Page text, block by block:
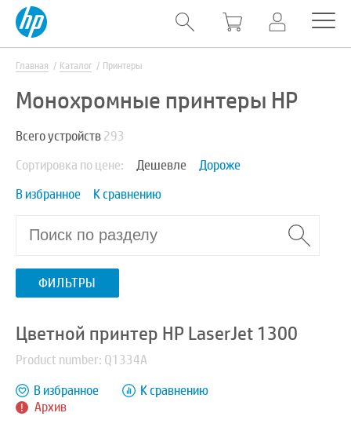
Главная Каталог Принтеры
Монохромные принтеры HP
Всего устройств293
Сортировка по цене:
Дешевле
Дороже
В избранное
К сравнению
ФИЛЬТРЫ
Цветной принтер HP LaserJet 1300
Product number: Q1334A
Архив
В избранное К сравнению